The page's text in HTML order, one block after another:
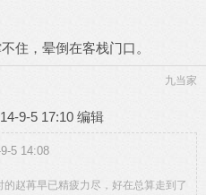
住，晕倒在客栈门口。
九当家
9-5 17:10 编辑
5 14:08
赵苒早已精疲力尽，好在总算走到了